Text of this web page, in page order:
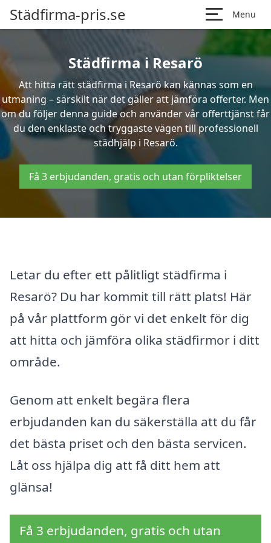
Städfirma-pris.se Menu
Städfirma i Resarö
Att hitta rätt städfirma i Resarö kan kännas som en
utmaning – särskilt när det gäller att jämföra offerter. Men
om du följer denna guide och använder vår offerttjänst får
du den enklaste och tryggaste vägen till professionell
städhjälp i Resarö.
Få 3 erbjudanden, gratis och utan förpliktelser
Letar du efter ett pålitligt städfirma i
Resarö? Du har kommit till rätt plats! Här
på vår plattform gör vi det enkelt för dig
att hitta och jämföra olika städfirmor i ditt
område.
Genom att enkelt begära flera
erbjudanden kan du säkerställa att du får
det bästa priset och den bästa servicen.
Låt oss hjälpa dig att få ditt hem att
glänsa!
Få 3 erbjudanden, gratis och utan